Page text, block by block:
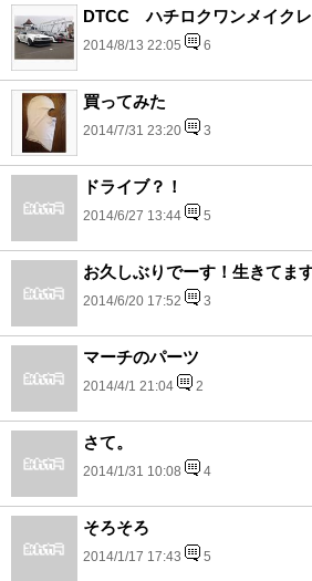
DTCC ハチロクワンメイク
2014/8/13 22:05 6
買ってみた
2014/7/31 23:20 3
ドライブ？！
2014/6/27 13:44 5
お久しぶりでーす！生きてま
2014/6/20 17:52 3
マーチのパーツ
2014/4/1 21:04 2
さて。
2014/1/31 10:08 4
そろそろ
2014/1/17 17:43 5